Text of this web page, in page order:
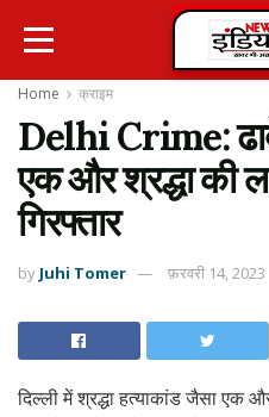
Home क्राइम
Delhi Crime:
एक और श्रद्धा की
गिरफ्तार
by Juhi Tomer फ़रवरी 14, 2023
दिल्ली में श्रद्धा हत्याकांड जैसा एक